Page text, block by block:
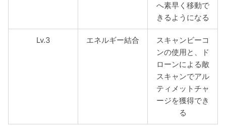
へ素早く移動で
きるようになる
Lv.3 エネルギー結合
スキャンビーコ
ンの使用と、ド
ローンによる敵
スキャンでアル
ティメットチャ
ージを獲得でき
る